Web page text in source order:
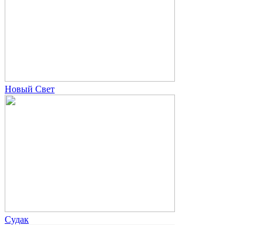
Новый Свет
Судак